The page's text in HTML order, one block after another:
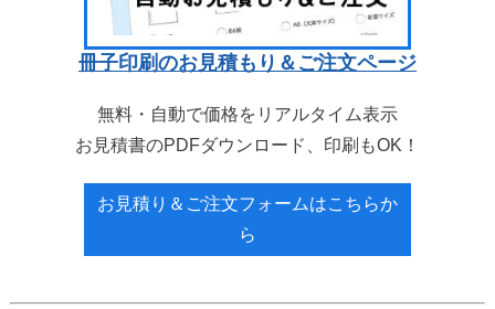
冊子印刷のお見積もり＆ご注文ページ
無料・自動で価格をリアルタイム表示
お見積書のPDFダウンロード、印刷もOK！
お見積り＆ご注文フォームはこちらか
ら